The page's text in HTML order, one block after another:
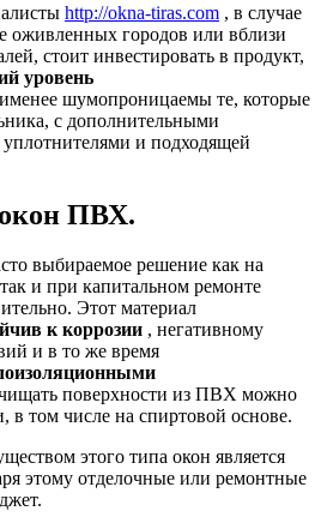
http://okna-tiras.com , в случае
оживленных городов или вблизи
стоит инвестировать в продукт,
уровень
шумопроницаемы те, которые
с дополнительными
и подходящей
ПВХ.
выбираемое решение как на
и при капитальном ремонте
Этот материал
к коррозии , негативному
и в то же время
поверхности из ПВХ можно
в том числе на спиртовой основе.
этого типа окон является
этому отделочные или ремонтные